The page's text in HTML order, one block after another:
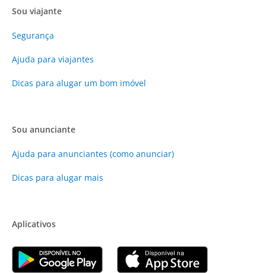
Sou viajante
Segurança
Ajuda para viajantes
Dicas para alugar um bom imóvel
Sou anunciante
Ajuda para anunciantes (como anunciar)
Dicas para alugar mais
Aplicativos